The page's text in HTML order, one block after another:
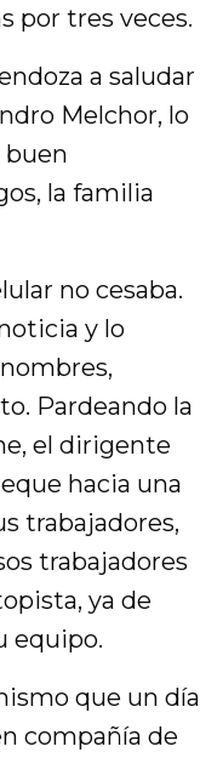
por tres veces.
a saludar
Melchor, lo
buen
la familia
no cesaba.
y lo
Pardeando la
el dirigente
hacia una
trabajadores,
trabajadores
ya de
equipo.
que un día
compañía de